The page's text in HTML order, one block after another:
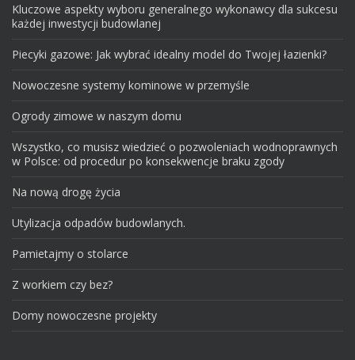
Kluczowe aspekty wyboru generalnego wykonawcy dla sukcesu
każdej inwestycji budowlanej
Piecyki gazowe: Jak wybrać idealny model do Twojej łazienki?
Nowoczesne systemy kominowe w przemyśle
Ogrody zimowe w naszym domu
Wszystko, co musisz wiedzieć o pozwoleniach wodnoprawnych
w Polsce: od procedur po konsekwencje braku zgody
Na nową drogę życia
Utylizacja odpadów budowlanych.
Pamietajmy o stolarce
Z workiem czy bez?
Domy nowoczesne projekty